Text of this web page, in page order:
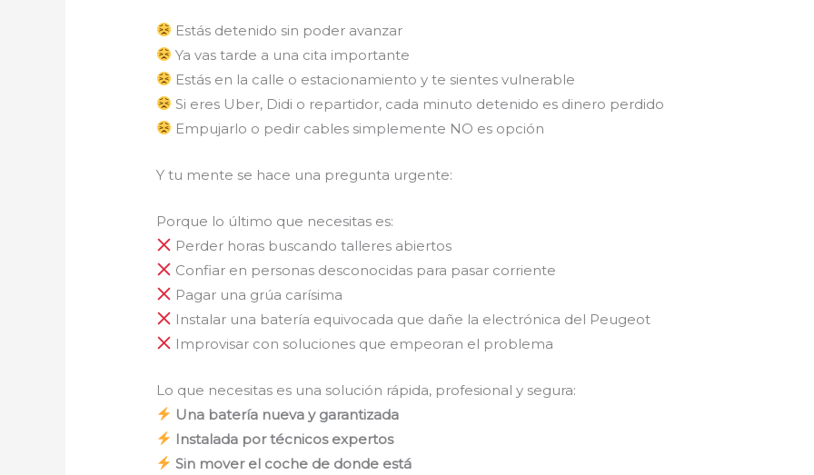
Estás detenido sin poder avanzar
Ya vas tarde a una cita importante
Estás en la calle o estacionamiento y te sientes vulnerable
Si eres Uber, Didi o repartidor, cada minuto detenido es dinero perdido
Empujarlo o pedir cables simplemente NO es opción
Y tu mente se hace una pregunta urgente:
Porque lo último que necesitas es:
Perder horas buscando talleres abiertos
Confiar en personas desconocidas para pasar corriente
Pagar una grúa carísima
Instalar una batería equivocada que dañe la electrónica del Peugeot
Improvisar con soluciones que empeoran el problema
Lo que necesitas es una solución rápida, profesional y segura:
Una batería nueva y garantizada
Instalada por técnicos expertos
Sin mover el coche de donde está